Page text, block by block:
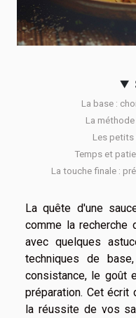
La base :
La
Les
Temps et
La touche finale :
La quête d'une
comme la recherche
avec quelques
techniques de
consistance, le goût
préparation. Cet
la réussite de vos